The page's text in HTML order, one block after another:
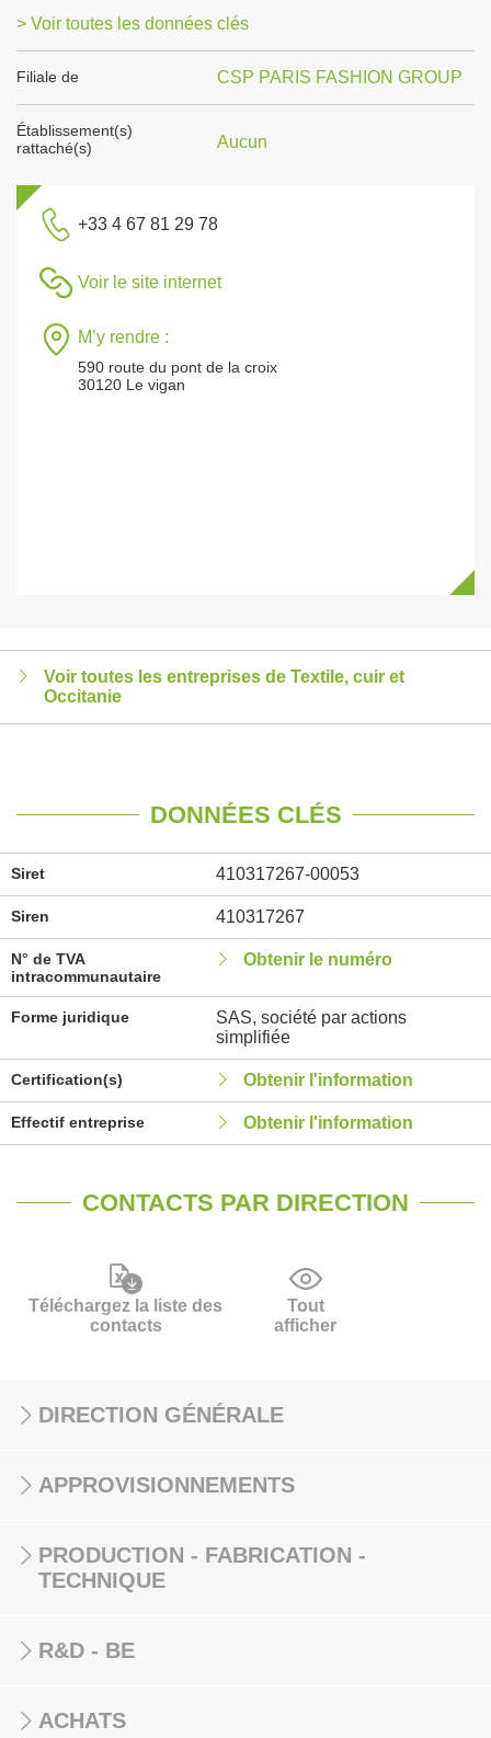
> Voir toutes les données clés
Filiale de CSP PARIS FASHION GROUP
Établissement(s)
rattaché(s)
Aucun
+33 4 67 81 29 78
Voir le site internet
M’y rendre :
590 route du pont de la croix
30120 Le vigan
Voir toutes les entreprises de Textile, cuir et
Occitanie
DONNÉES CLÉS
Siret 410317267-00053
Siren 410317267
N° de TVA
intracommunautaire
Obtenir le numéro
Forme juridique
SAS, société par actions
simplifiée
Certification(s) Obtenir l'information
Effectif entreprise Obtenir l'information
CONTACTS PAR DIRECTION
Téléchargez la liste des
contacts
Tout
afficher
DIRECTION GÉNÉRALE
APPROVISIONNEMENTS
PRODUCTION - FABRICATION -
TECHNIQUE
R&D - BE
ACHATS